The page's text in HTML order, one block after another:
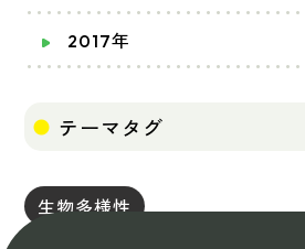
2017年
テーマタグ
生物多様性